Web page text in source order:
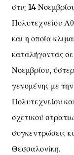
στις 14
Πολυτεχνείου
και η οποία
καταλήγοντας
Νοεμβρίου,
γενομένης με
Πολυτεχνείου
σχετικού
συγκεντρώσεις
Θεσσαλονίκη.